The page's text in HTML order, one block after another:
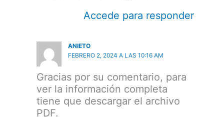
Accede para responder
ANIETO
FEBRERO 2, 2024 A LAS 10:16 AM
Gracias por su comentario, para
ver la información completa
tiene que descargar el archivo
PDF.